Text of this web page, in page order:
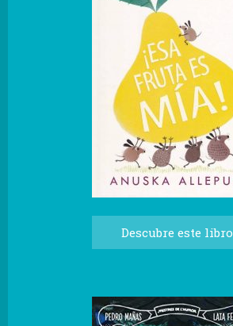
Descubre este libro